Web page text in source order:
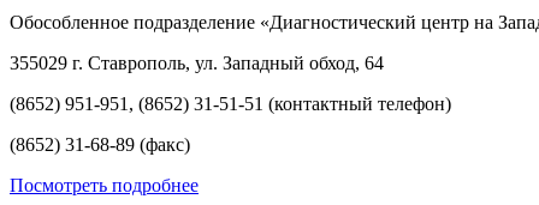
Обособленное подразделение «Диагностический центр на
355029 г. Ставрополь, ул. Западный обход, 64
(8652) 951-951, (8652) 31-51-51 (контактный телефон)
(8652) 31-68-89 (факс)
Посмотреть подробнее